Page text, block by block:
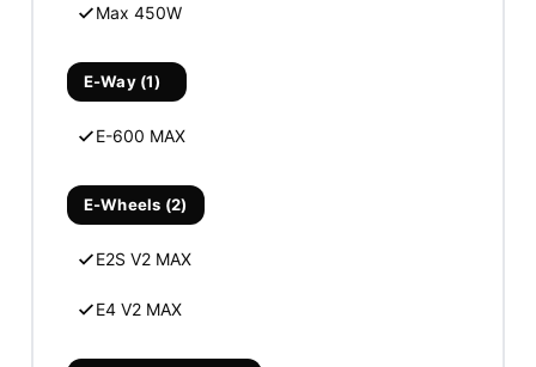
Max 450W
E-Way (1)
E-600 MAX
E-Wheels (2)
E2S V2 MAX
E4 V2 MAX